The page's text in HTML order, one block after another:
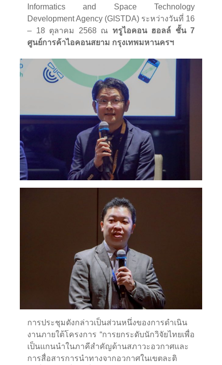
Informatics and Space Technology
Development Agency (GISTDA) ระหว่างวันที่ 16
– 18 ตุลาคม 2568 ณ ทรูไอคอน ฮอลล์ ชั้น 7
ศูนย์การค้าไอคอนสยาม กรุงเทพมหานครฯ
การประชุมดังกล่าวเป็นส่วนหนึ่งของการดำเนิน
งานภายใต้โครงการ “การยกระดับนักวิจัยไทยเพื่อ
เป็นแกนนำในภาคีสำคัญด้านสภาวะอวกาศและ
การสื่อสารการนำทางจากอวกาศในเขตละติ